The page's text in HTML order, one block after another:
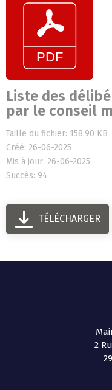
Liste des
par le conseil
Taille du fichier: 158.90 KB
Créé: 26-06-2025
Mis à jour: 26-06-2025
Succès: 94
TÉLÉCHARGER
2